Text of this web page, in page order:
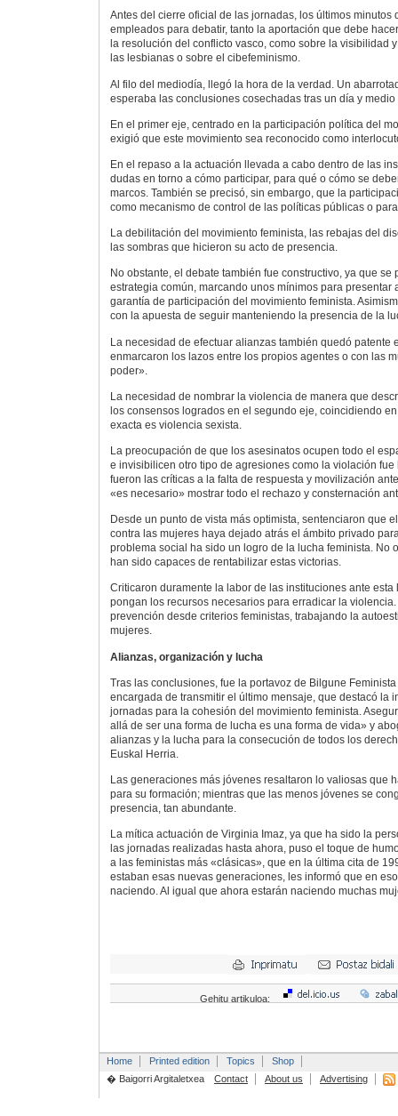
Antes del cierre oficial de las jornadas, los últimos minutos
empleados para debatir, tanto la aportación que debe
la resolución del conflicto vasco, como sobre la visibilidad
las lesbianas o sobre el cibefeminismo.
Al filo del mediodía, llegó la hora de la verdad. Un
esperaba las conclusiones cosechadas tras un día y
En el primer eje, centrado en la participación política del
exigió que este movimiento sea reconocido como
En el repaso a la actuación llevada a cabo dentro de las
dudas en torno a cómo participar, para qué o cómo se
marcos. También se precisó, sin embargo, que la
como mecanismo de control de las políticas públicas o
La debilitación del movimiento feminista, las rebajas del
las sombras que hicieron su acto de presencia.
No obstante, el debate también fue constructivo, ya que se
estrategia común, marcando unos mínimos para presentar
garantía de participación del movimiento feminista.
con la apuesta de seguir manteniendo la presencia de la
La necesidad de efectuar alianzas también quedó patente
enmarcaron los lazos entre los propios agentes o con las
poder».
La necesidad de nombrar la violencia de manera que
los consensos logrados en el segundo eje, coincidiendo
exacta es violencia sexista.
La preocupación de que los asesinatos ocupen todo el
e invisibilicen otro tipo de agresiones como la violación fue
fueron las críticas a la falta de respuesta y movilización
«es necesario» mostrar todo el rechazo y consternación
Desde un punto de vista más optimista, sentenciaron que
contra las mujeres haya dejado atrás el ámbito privado
problema social ha sido un logro de la lucha feminista. No
han sido capaces de rentabilizar estas victorias.
Criticaron duramente la labor de las instituciones ante
pongan los recursos necesarios para erradicar la
prevención desde criterios feministas, trabajando la
mujeres.
Alianzas, organización y lucha
Tras las conclusiones, fue la portavoz de Bilgune
encargada de transmitir el último mensaje, que destacó la
jornadas para la cohesión del movimiento feminista.
allá de ser una forma de lucha es una forma de vida» y
alianzas y la lucha para la consecución de todos los
Euskal Herria.
Las generaciones más jóvenes resaltaron lo valiosas que
para su formación; mientras que las menos jóvenes se
presencia, tan abundante.
La mítica actuación de Virginia Imaz, ya que ha sido la
las jornadas realizadas hasta ahora, puso el toque de
a las feministas más «clásicas», que en la última cita de
estaban esas nuevas generaciones, les informó que en
naciendo. Al igual que ahora estarán naciendo muchas
Gehitu artikuloa:
Home Printed edition Topics
Shop
� Baigorri Argitaletxea
Contact About us Advertising